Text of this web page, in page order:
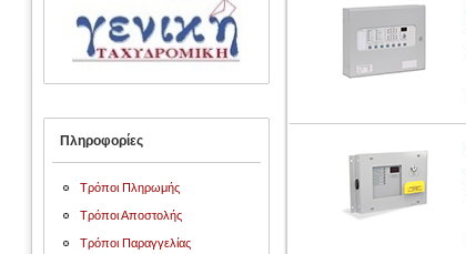
Πληροφορίες
Τρόποι Πληρωμής
Τρόποι Αποστολής
Τρόποι Παραγγελίας